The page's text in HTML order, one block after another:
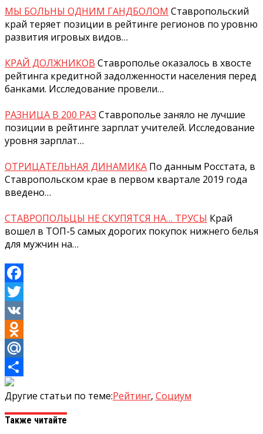
МЫ БОЛЬНЫ ОДНИМ ГАНДБОЛОМ Ставропольский
край теряет позиции в рейтинге регионов по уровню
развития игровых видов…
КРАЙ ДОЛЖНИКОВ Ставрополье оказалось в хвосте
рейтинга кредитной задолженности населения перед
банками. Исследование провели…
РАЗНИЦА В 200 РАЗ Ставрополье заняло не лучшие
позиции в рейтинге зарплат учителей. Исследование
уровня зарплат…
ОТРИЦАТЕЛЬНАЯ ДИНАМИКА По данным Росстата, в
Ставропольском крае в первом квартале 2019 года
введено…
СТАВРОПОЛЬЦЫ НЕ СКУПЯТСЯ НА… ТРУСЫ Край
вошел в ТОП-5 самых дорогих покупок нижнего белья
для мужчин на…
Facebook
Twitter
VK
Odnoklassniki
Mail.Ru
Отправить
Другие статьи по теме:Рейтинг, Социум
Также читайте